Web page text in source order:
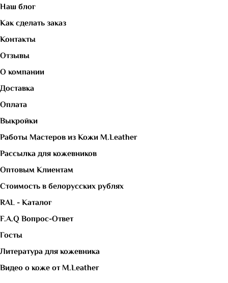
Наш блог
Как сделать заказ
Контакты
Отзывы
О компании
Доставка
Оплата
Выкройки
Работы Мастеров из Кожи M.Leather
Рассылка для кожевников
Оптовым Клиентам
Стоимость в белорусских рублях
RAL - Каталог
F.A.Q Вопрос-Ответ
Госты
Литература для кожевника
Видео о коже от M.Leather